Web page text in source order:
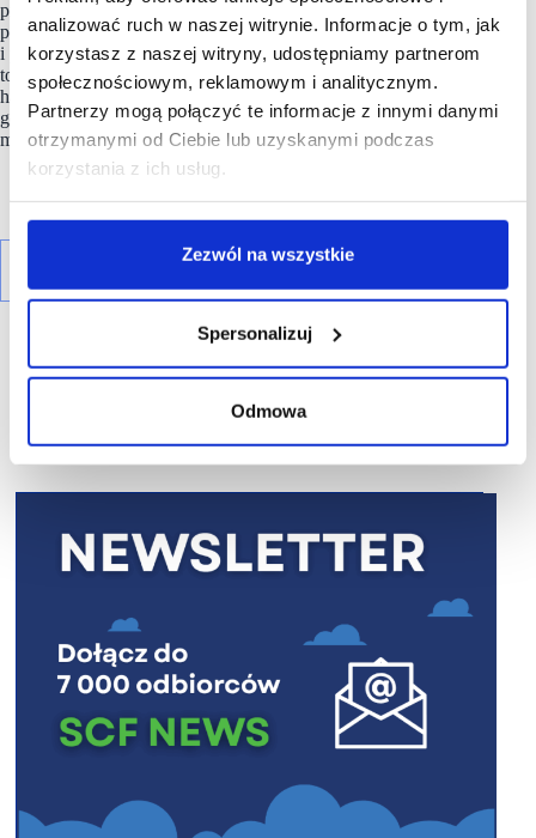
analizować ruch w naszej witrynie. Informacje o tym, jak
korzystasz z naszej witryny, udostępniamy partnerom
społecznościowym, reklamowym i analitycznym.
Partnerzy mogą połączyć te informacje z innymi danymi
otrzymanymi od Ciebie lub uzyskanymi podczas
korzystania z ich usług.
Zezwól na wszystkie
Spersonalizuj
Odmowa
prezentuje się jako dojrzały produkt handlowy o powierzchni
ponad 20 tys. mkw. GLA, z 11 niezależnymi wejściami
i parkingiem na 2500 miejsc.Obiektskutecznie odnalazł swoją
tożsamość, łącząc wygodę charakterystyczną dla parków
handlowych z bogactwem oferty tradycyjnej galerii, co czyni
go jednym z najbardziej stabilnych punktów na handlowej
mapie Warszawy.
R E K L A M A